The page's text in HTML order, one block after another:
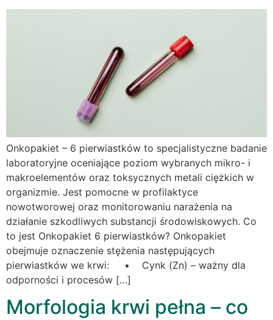
Onkopakiet – 6 pierwiastków to specjalistyczne badanie
laboratoryjne oceniające poziom wybranych mikro- i
makroelementów oraz toksycznych metali ciężkich w
organizmie. Jest pomocne w profilaktyce
nowotworowej oraz monitorowaniu narażenia na
działanie szkodliwych substancji środowiskowych. Co
to jest Onkopakiet 6 pierwiastków? Onkopakiet
obejmuje oznaczenie stężenia następujących
pierwiastków we krwi: • Cynk (Zn) – ważny dla
odporności i procesów […]
Morfologia krwi pełna – co